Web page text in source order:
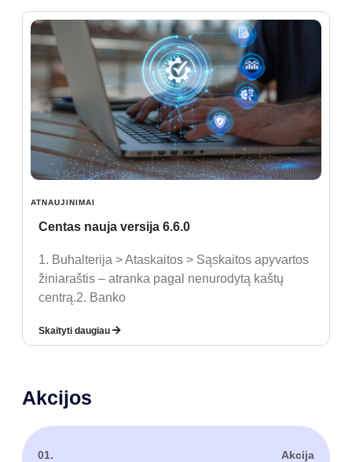
ATNAUJINIMAI
Centas nauja versija 6.6.0
1. Buhalterija > Ataskaitos > Sąskaitos apyvartos
žiniaraštis – atranka pagal nenurodytą kaštų
centrą.2. Banko
Skaityti daugiau
Akcijos
01. Akcija